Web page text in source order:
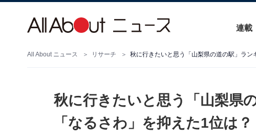
連載
All About ニュース リサーチ 秋に行きたいと思う「山梨県の道の駅」ラン
秋に行きたいと思う「山梨県
「なるさわ」を抑えた1位は？